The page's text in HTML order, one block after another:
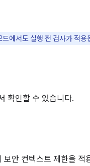
에서도 실행 전 검사가 적용
확인할 수 있습니다.
안 컨텍스트 제한을 적